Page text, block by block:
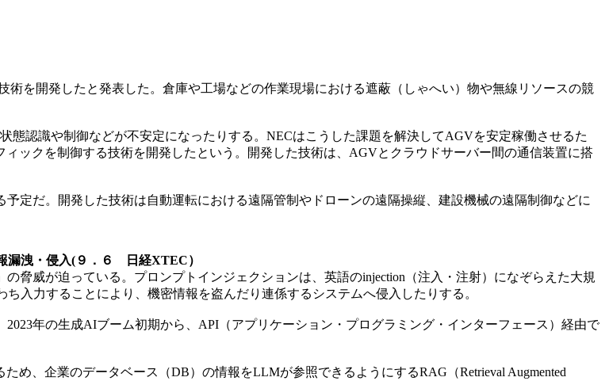
を開発したと発表した。倉庫や工場などの作業現場における遮蔽（しゃへい）物や無線リソースの競
認識や制御などが不安定になったりする。NECはこうした課題を解決してAGVを安定稼働させるた
ックを制御する技術を開発したという。開発した技術は、AGVとクラウドサーバー間の通信装置に搭
定だ。開発した技術は自動運転における遠隔管制やドローンの遠隔操縦、建設機械の遠隔制御などに
漏洩・侵入(９．６ 日経XTEC）
脅威が迫っている。プロンプトインジェクションは、英語のinjection（注入・注射）になぞらえた大規
入力することにより、機密情報を盗んだり連係するシステムへ侵入したりする。
年の生成AIブーム初期から、API（アプリケーション・プログラミング・インターフェース）経由で
、企業のデータベース（DB）の情報をLLMが参照できるようにするRAG（Retrieval Augmented